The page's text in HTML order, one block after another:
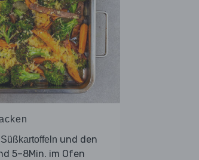
Süßkartoffeln und den
5–8Min. im Ofen